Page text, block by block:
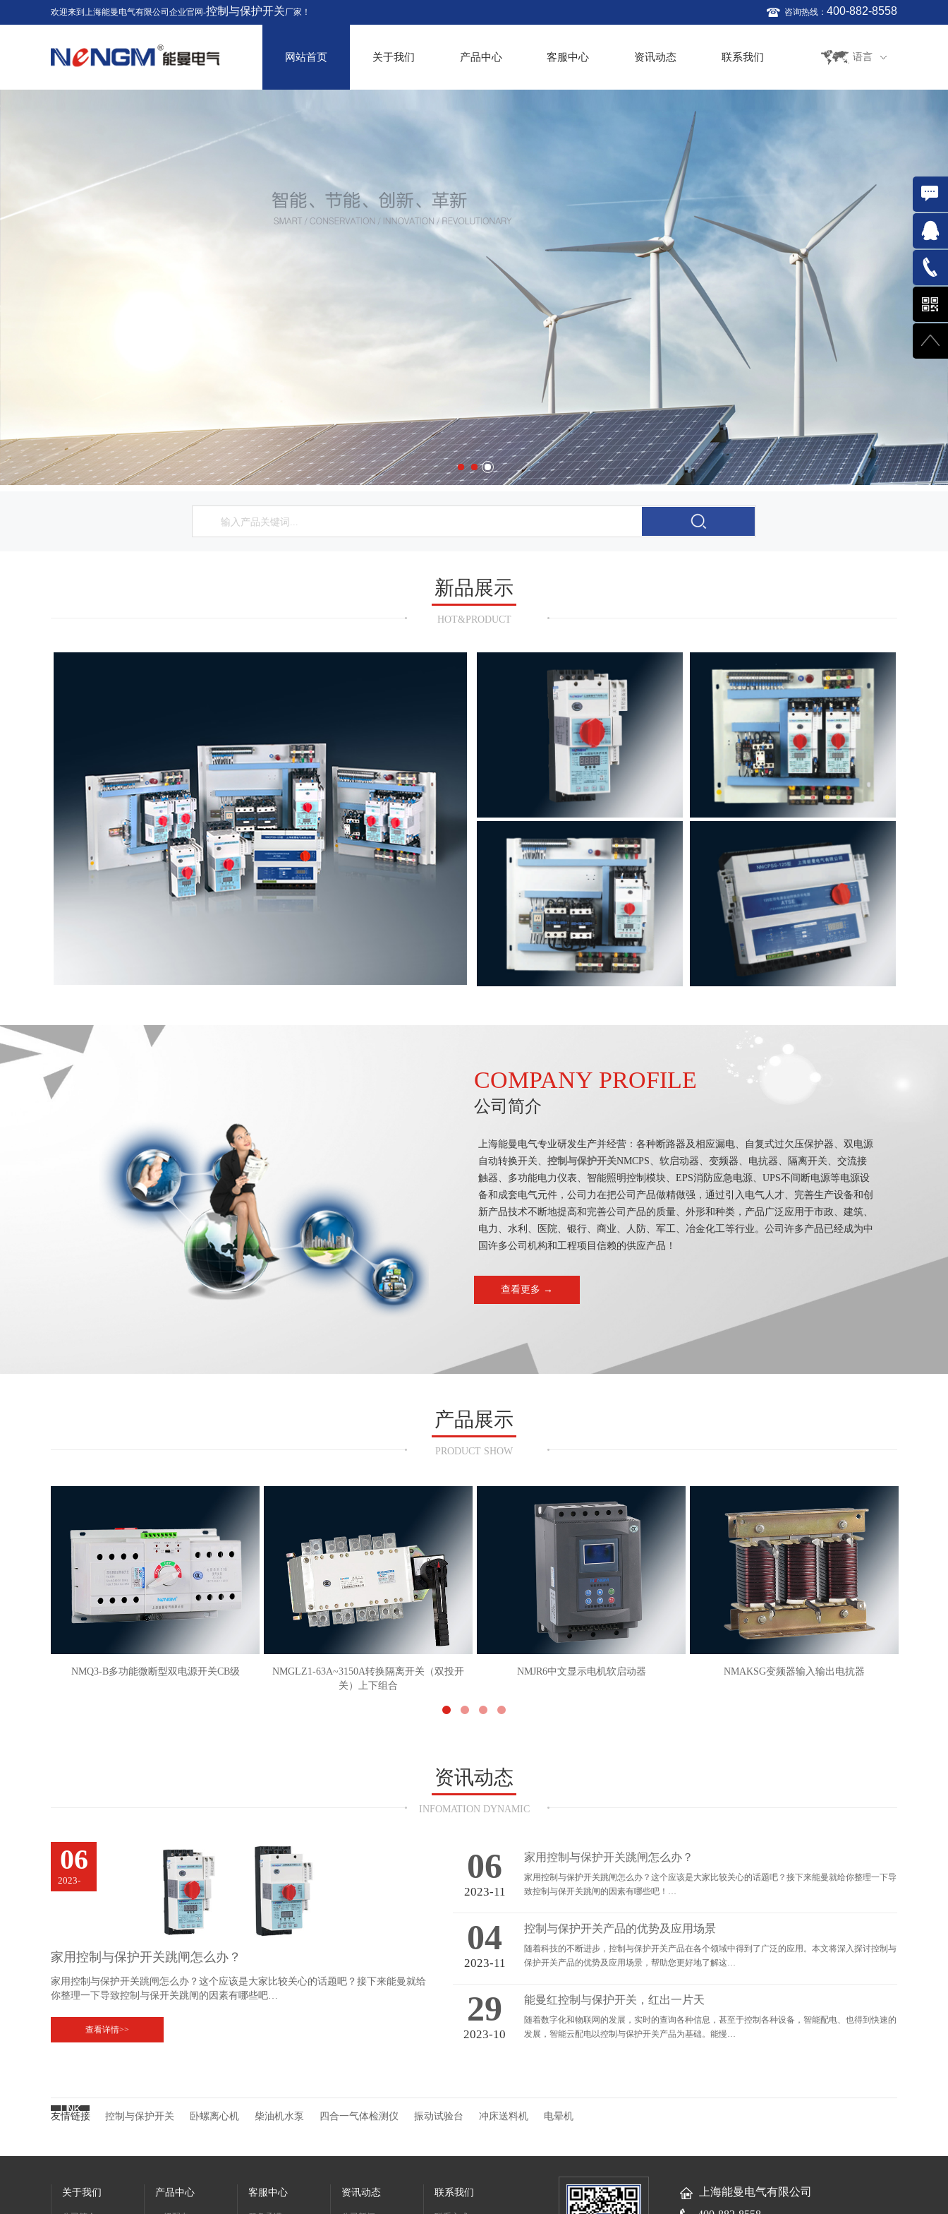
欢迎来到上海能曼电气有限公司企业官网-控制与保护开关厂家！ 咨询热线： 400-882-8558
网站首页 关于我们 产品中心 客服中心 资讯动态 联系我们 语言
新品展示
HOT&PRODUCT
COMPANY PROFILE
公司简介
上海能曼电气专业研发生产并经营：各种断路器及相应漏电、自复式过欠压保护器、双电源
自动转换开关、 控制与保护开关NMCPS、软启动器、变频器、电抗器、隔离开关、交流接
触器、多功能电力仪表、智能照明控制模块、EPS消防应急电源、UPS不间断电源等电源设
备和成套电气元件，公司力在把公司产品做精做强，通过引入电气人才、完善生产设备和创
新产品技术不断地提高和完善公司产品的质量、外形和种类，产品广泛应用于市政、建筑、
电力、水利、医院、银行、商业、人防、军工、冶金化工等行业。公司许多产品已经成为中
国许多公司机构和工程项目信赖的供应产品！
查看更多 →
产品展示
PRODUCT SHOW
NMGLZ1-63A~3150A转换隔离开关（双投开
NMJR6中文显示电机软启动器 NMAKSG变频器输入输出电抗器
资讯动态
INFOMATION DYNAMIC
06
2023-
11
家用控制与保护开关跳闸怎么办？
家用控制与保护开关跳闸怎么办？这个应该是大家比较关心的话题吧？接下来能曼就给
你整理一下导致控制与保开关跳闸的因素有哪些吧…
查看详情>>
06
2023-11
家用控制与保护开关跳闸怎么办？
家用控制与保护开关跳闸怎么办？这个应该是大家比较关心的话题吧？接下来能曼就给你整理一下导
致控制与保开关跳闸的因素有哪些吧！…
04
2023-11
控制与保护开关产品的优势及应用场景
随着科技的不断进步，控制与保护开关产品在各个领域中得到了广泛的应用。本文将深入探讨控制与
保护开关产品的优势及应用场景，帮助您更好地了解这…
29
2023-10
能曼红控制与保护开关，红出一片天
随着数字化和物联网的发展，实时的查询各种信息，甚至于控制各种设备，智能配电、也得到快速的
发展，智能云配电以控制与保护开关产品为基础。能慢…
友情链接 控制与保护开关 卧螺离心机 柴油机水泵 四合一气体检测仪 振动试验台 冲床送料机 电晕机
关于我们 产品中心 客服中心 资讯动态 联系我们
上海能曼电气有限公司
在线咨
询
021-